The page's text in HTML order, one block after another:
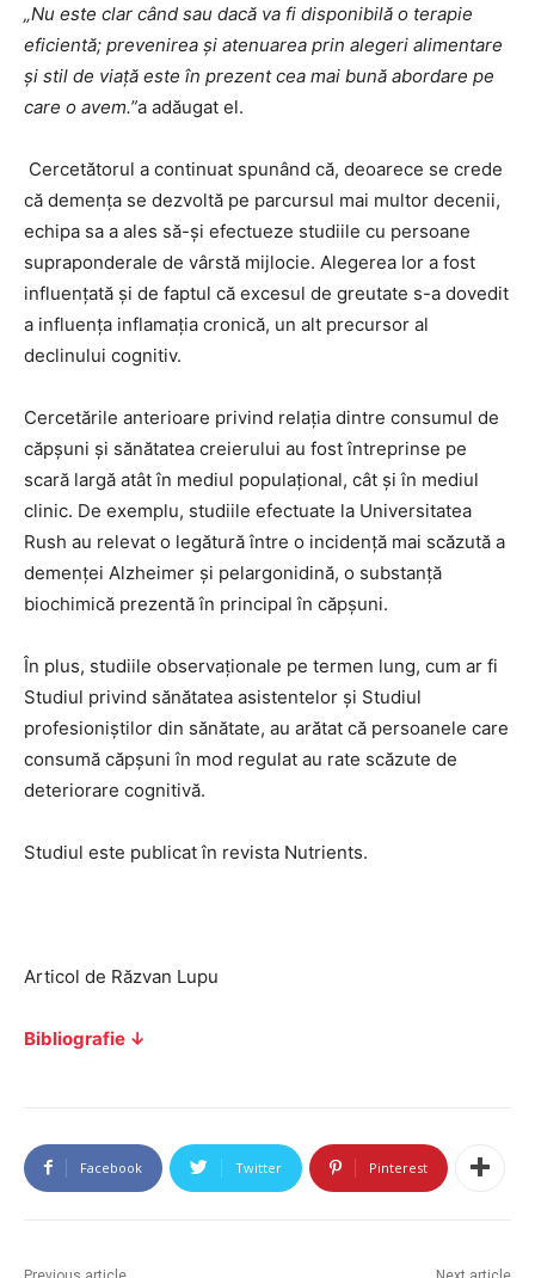
„Nu este clar când sau dacă va fi disponibilă o terapie
eficientă; prevenirea și atenuarea prin alegeri alimentare
și stil de viață este în prezent cea mai bună abordare pe
care o avem.”a adăugat el.
Cercetătorul a continuat spunând că, deoarece se crede
că demența se dezvoltă pe parcursul mai multor decenii,
echipa sa a ales să-și efectueze studiile cu persoane
supraponderale de vârstă mijlocie. Alegerea lor a fost
influențată și de faptul că excesul de greutate s-a dovedit
a influența inflamația cronică, un alt precursor al
declinului cognitiv.
Cercetările anterioare privind relația dintre consumul de
căpșuni și sănătatea creierului au fost întreprinse pe
scară largă atât în ​​mediul populațional, cât și în mediul
clinic. De exemplu, studiile efectuate la Universitatea
Rush au relevat o legătură între o incidență mai scăzută a
demenței Alzheimer și pelargonidină, o substanță
biochimică prezentă în principal în căpșuni.
În plus, studiile observaționale pe termen lung, cum ar fi
Studiul privind sănătatea asistentelor și Studiul
profesioniștilor din sănătate, au arătat că persoanele care
consumă căpșuni în mod regulat au rate scăzute de
deteriorare cognitivă.
Studiul este publicat în revista Nutrients.
Articol de Răzvan Lupu
Bibliografie ↓
Facebook Twitter Pinterest